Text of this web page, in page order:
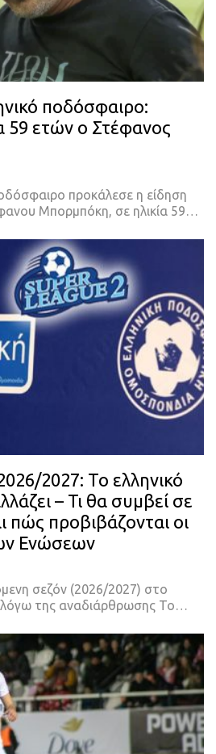
ποδόσφαιρο:
59 ετών ο Στέφανος
προκάλεσε η είδηση
Μπορμπόκη, σε ηλικία 59…
2027: Το ελληνικό
– Τι θα συμβεί σε
πώς προβιβάζονται οι
Ενώσεων
σεζόν (2026/2027) στο
λόγω της αναδιάρθρωσης Το…